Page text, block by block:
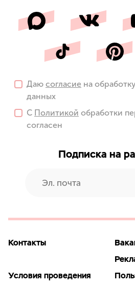
Даю согласие на
данных
С Политикой обработки
согласен
Подписка на
Контакты
Условия проведения